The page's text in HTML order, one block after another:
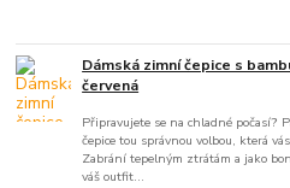
Dámská zimní čepice s
červená
Připravujete se na chladné počasí?
čepice tou správnou volbou, která
Zabrání tepelným ztrátám a jako
váš outfit...